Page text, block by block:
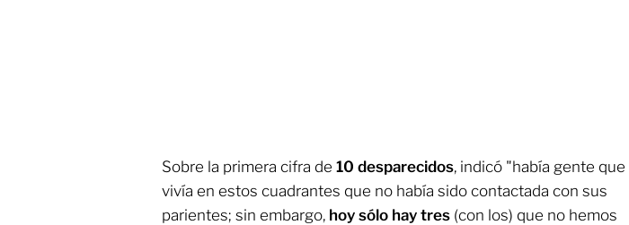
Sobre la primera cifra de 10 desparecidos, indicó "había gente que
vivía en estos cuadrantes que no había sido contactada con sus
parientes; sin embargo, hoy sólo hay tres (con los) que no hemos